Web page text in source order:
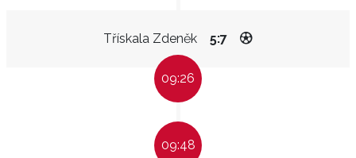
Třískala Zdeněk 5:7
09:26
09:48